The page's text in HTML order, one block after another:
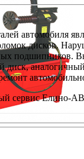
автомобиля
дисков.
подшипников.
сервис Елино-